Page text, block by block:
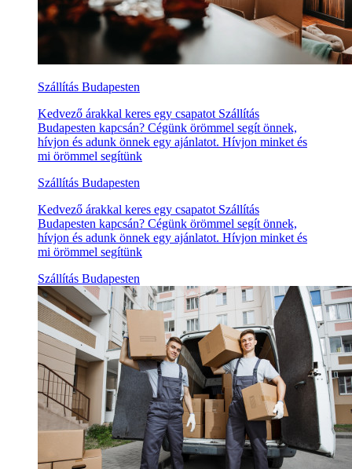
Szállítás Budapesten
Kedvező árakkal keres egy csapatot Szállítás
Budapesten kapcsán? Cégünk örömmel segít önnek,
hívjon és adunk önnek egy ajánlatot. Hívjon minket és
mi örömmel segítünk
Szállítás Budapesten
Kedvező árakkal keres egy csapatot Szállítás
Budapesten kapcsán? Cégünk örömmel segít önnek,
hívjon és adunk önnek egy ajánlatot. Hívjon minket és
mi örömmel segítünk
Szállítás Budapesten